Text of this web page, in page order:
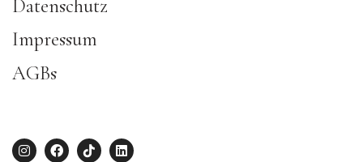
Datenschutz
Impressum
AGBs